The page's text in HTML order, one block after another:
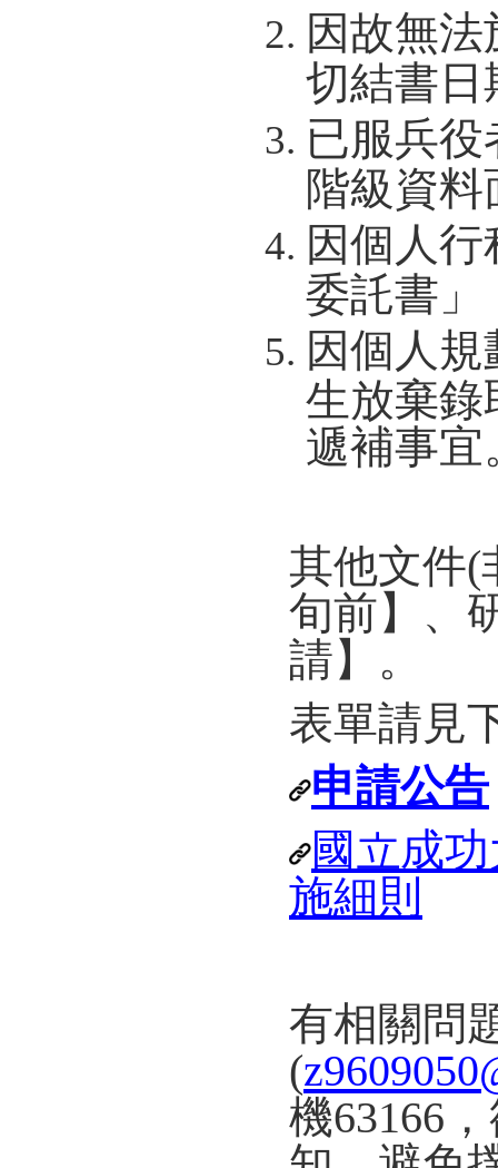
因故無
切結書日
已服兵
階級資
因個人
委託書」
因個人
生放棄錄
遞補事宜
其他文件(
旬前】、
請】。
表單請見
申請公告
國立成
施細則
有相關問
(
機63166